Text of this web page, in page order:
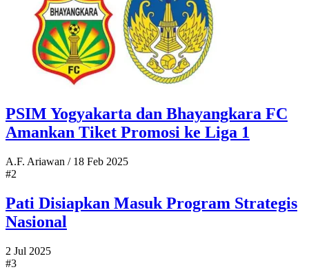
PSIM Yogyakarta dan Bhayangkara FC
Amankan Tiket Promosi ke Liga 1
A.F. Ariawan / 18 Feb 2025
#2
Pati Disiapkan Masuk Program Strategis
Nasional
2 Jul 2025
#3